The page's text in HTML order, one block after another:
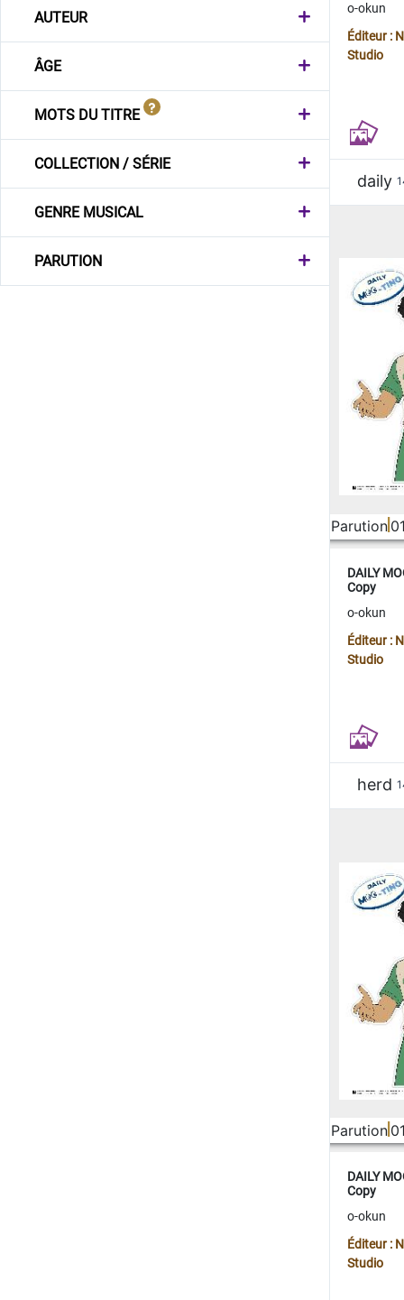
AUTEUR
ÂGE
MOTS DU TITRE
COLLECTION / SÉRIE
GENRE MUSICAL
PARUTION
o-okun
Éditeur :
Studio
daily
Parution
DAILY
Copy
o-okun
Éditeur :
Studio
herd
Parution
DAILY
Copy
o-okun
Éditeur :
Studio